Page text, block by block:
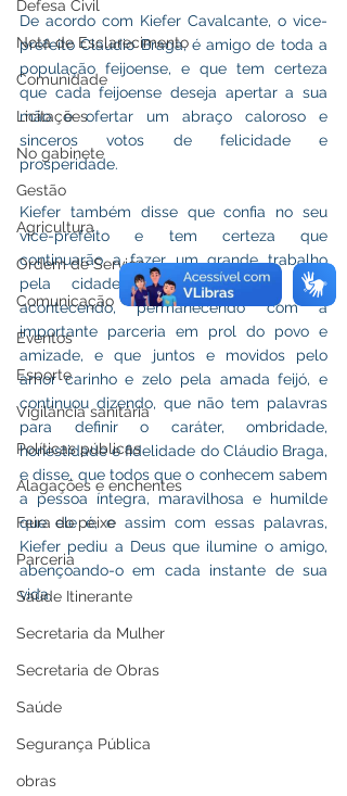
Defesa Civil
Nota de Esclarecimento
Comunidade
Licitações
No gabinete
Gestão
Agricultura
Ordem de Serviço
Comunicação
Eventos
Esporte
Vigilância sanitária
Políticas públicas
Alagações e enchentes
Feira do peixe
Parceria
Saúde Itinerante
Secretaria da Mulher
Secretaria de Obras
Saúde
Segurança Pública
obras
De acordo com Kiefer Cavalcante, o vice-
prefeito Claudio Braga, é amigo de toda a
população feijoense, e que tem certeza
que cada feijoense deseja apertar a sua
mão e ofertar um abraço caloroso e
sinceros votos de felicidade e
prosperidade.
Kiefer também disse que confia no seu
vice-prefeito e tem certeza que
continuarão a fazer um grande trabalho
pela cidade de Feijó, como vêm
acontecendo, permanecendo com a
importante parceria em prol do povo e
amizade, e que juntos e movidos pelo
amor carinho e zelo pela amada feijó, e
continuou dizendo, que não tem palavras
para definir o caráter, ombridade,
honestidade e fidelidade do Cláudio Braga,
e disse, que todos que o conhecem sabem
a pessoa íntegra, maravilhosa e humilde
que ele é, e assim com essas palavras,
Kiefer pediu a Deus que ilumine o amigo,
abençoando-o em cada instante de sua
vida.